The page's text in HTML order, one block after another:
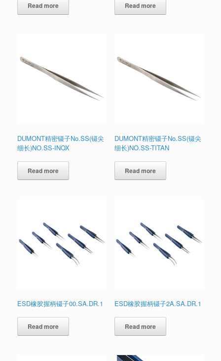
Read more Read more
DUMONT精密镊子No.SS(镊尖
细长)NO.SS-INOX
Read more
DUMONT精密镊子No.SS(镊尖
细长)NO.SS-TITAN
Read more
ESD橡胶握柄镊子00.SA.DR.1
Read more
ESD橡胶握柄镊子2A.SA.DR.1
Read more